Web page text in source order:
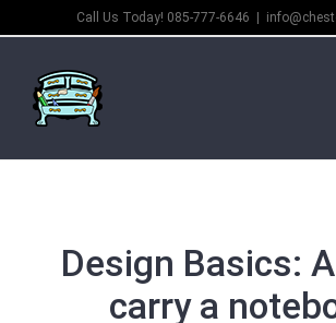
content
Call Us Today! 085-777-6646
Design Basics:
carry a